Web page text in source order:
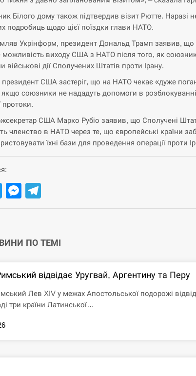
Білого дому також підтвердив візит Рютте. Наразі
подробиць щодо цієї поїздки глави НАТО.
Укрінформ, президент Дональд Трамп заявив, що
можливість виходу США з НАТО після того, як
військові дії Сполучених Штатів проти Ірану.
президент США застеріг, що на НАТО чекає «дуже
якщо союзники не нададуть допомоги в розблокуванні
протоки.
США Марко Рубіо заявив, що Сполучені
членство в НАТО через те, що європейські країни
їхні бази для проведення операції проти
TwitterMessenger
ПО ТЕМІ
відвідає Уругвай, Аргентину та Перу
Лев XIV у межах Апостольської подорожі
три країни Латинської…